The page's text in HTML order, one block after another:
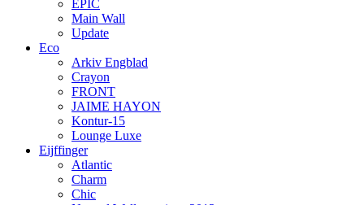
EPIC
Main Wall
Update
Eco
Arkiv Engblad
Crayon
FRONT
JAIME HAYON
Kontur-15
Lounge Luxe
Eijffinger
Atlantic
Charm
Chic